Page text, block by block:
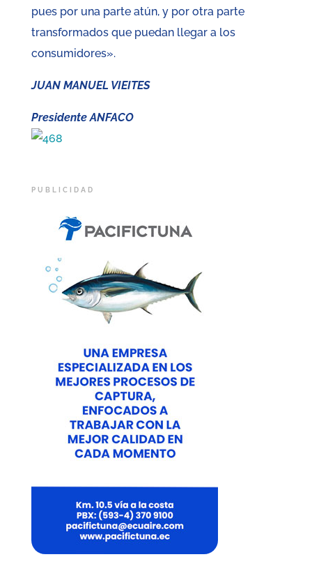
pues por una parte atún, y por otra parte
transformados que puedan llegar a los
consumidores».
JUAN MANUEL VIEITES
Presidente ANFACO